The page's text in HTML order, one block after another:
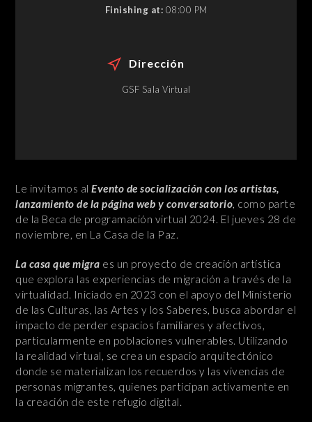
Finishing at: 08:00 PM
Dirección
GSF Sala Virtual
Le invitamos alEvento de socialización con los artistas,
lanzamiento de la página web y conversatorio, como parte
de la Beca de programación virtual 2024. El jueves 28 de
noviembre, en La Casa de la Paz.
La casa que migra es un proyecto de creación artística
que explora las experiencias de migración a través de la
virtualidad. Iniciado en 2023 con el apoyo del Ministerio
de las Culturas, las Artes y los Saberes, busca abordar el
impacto de perder espacios familiares y afectivos,
particularmente en poblaciones vulnerables. Utilizando
la realidad virtual, se crea un espacio arquitectónico
donde se materializan los recuerdos y las vivencias de
personas migrantes, quienes participan activamente en
la creación de este refugio digital.